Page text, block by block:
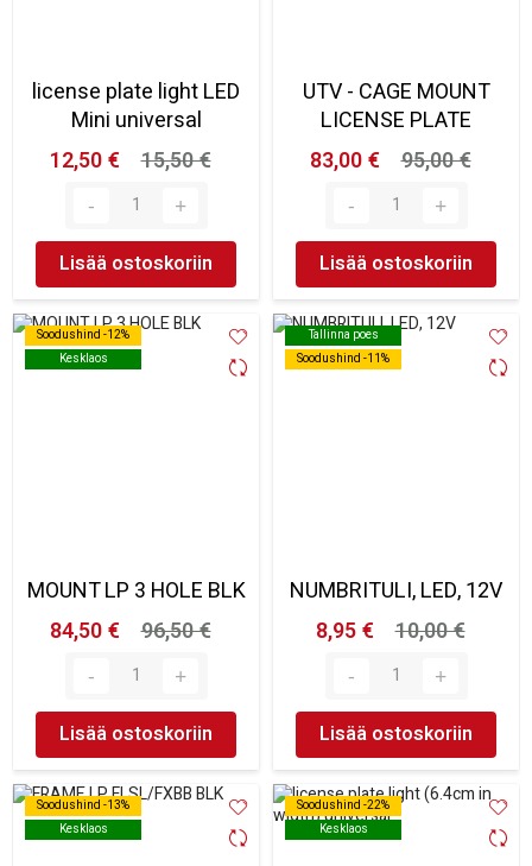
license plate light LED
Mini universal
12,50 €
15,50 €
Lisää ostoskoriin
UTV - CAGE MOUNT
LICENSE PLATE
83,00 €
95,00 €
Lisää ostoskoriin
Soodushind -12%
Kesklaos
Soodushind -12%
Kesklaos
MOUNT LP 3 HOLE BLK
84,50 €
96,50 €
Lisää ostoskoriin
Tallinna poes
Soodushind -11%
Tallinna poes
Soodushind -11%
NUMBRITULI, LED, 12V
8,95 €
10,00 €
Lisää ostoskoriin
Soodushind -13%
Kesklaos
Soodushind -13%
Kesklaos
Soodushind -22%
Kesklaos
Soodushind -22%
Kesklaos